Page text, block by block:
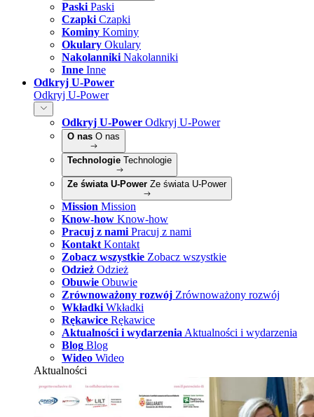
Paski Paski
Czapki Czapki
Kominy Kominy
Okulary Okulary
Nakolanniki Nakolanniki
Inne Inne
Odkryj U-Power
Odkryj U-Power
Odkryj U-Power Odkryj U-Power
O nas O nas
Technologie Technologie
Ze świata U-Power Ze świata U-Power
Mission Mission
Know-how Know-how
Pracuj z nami Pracuj z nami
Kontakt Kontakt
Zobacz wszystkie Zobacz wszystkie
Odzież Odzież
Obuwie Obuwie
Zrównoważony rozwój Zrównoważony rozwój
Wkładki Wkładki
Rękawice Rękawice
Aktualności i wydarzenia Aktualności i wydarzenia
Blog Blog
Wideo Wideo
Aktualności